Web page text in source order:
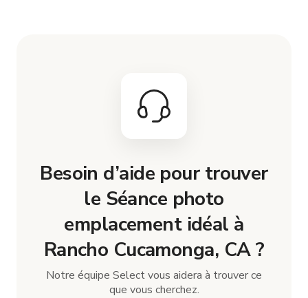
Besoin d’aide pour trouver
le Séance photo
emplacement idéal à
Rancho Cucamonga, CA ?
Notre équipe Select vous aidera à trouver ce
que vous cherchez.